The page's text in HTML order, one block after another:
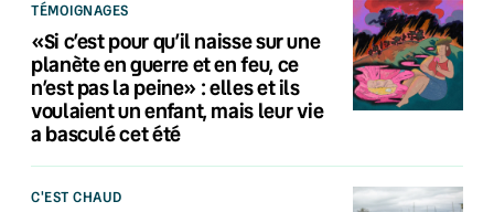
TÉMOIGNAGES
«Si c’est pour qu’il naisse sur une
planète en guerre et en feu, ce
n’est pas la peine» : elles et ils
voulaient un enfant, mais leur vie
a basculé cet été
C'EST CHAUD